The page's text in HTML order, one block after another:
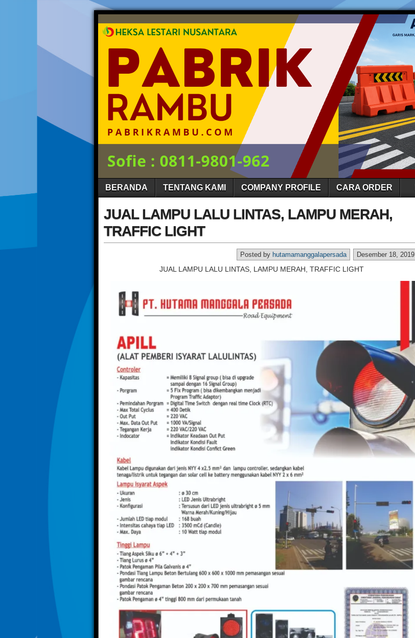
BERANDA TENTANG KAMI COMPANY PROFILE CARA ORDER
JUAL LAMPU LALU LINTAS, LAMPU MERAH,
TRAFFIC LIGHT
Desember 18, 2019
Posted by hutamamanggalapersada
JUAL LAMPU LALU LINTAS, LAMPU MERAH, TRAFFIC LIGHT